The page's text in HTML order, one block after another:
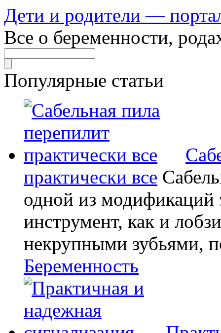
Дети и родители —
Все о беременности,
Популярные статьи
практически все
одной из модификаций
инструмент, как и
некрупными зубьями,
Беременность